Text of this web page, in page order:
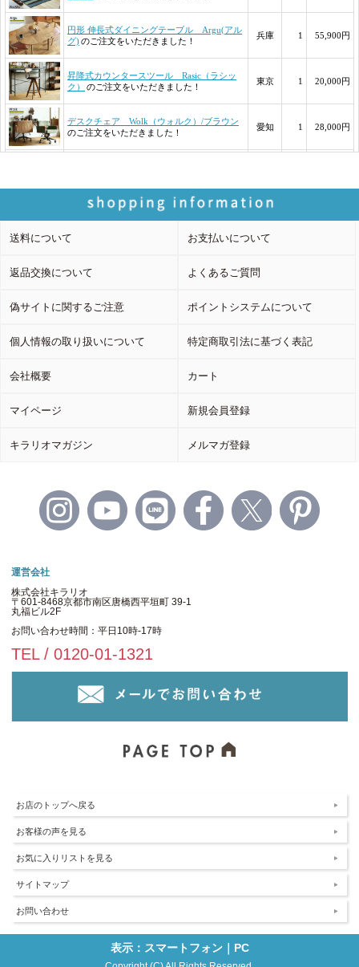
送料について お支払いについて
返品交換について よくあるご質問
偽サイトに関するご注意 ポイントシステムについて
個人情報の取り扱いについて 特定商取引法に基づく表記
会社概要 カート
マイページ 新規会員登録
キラリオマガジン メルマガ登録
運営会社
株式会社キラリオ
〒601-8468京都市南区唐橋西平垣町 39-1
丸福ビル2F
お問い合わせ時間：平日10時-17時
TEL / 0120-01-1321
お店のトップへ戻る
お客様の声を見る
お気に入りリストを見る
サイトマップ
お問い合わせ
表示：スマートフォン｜ PC